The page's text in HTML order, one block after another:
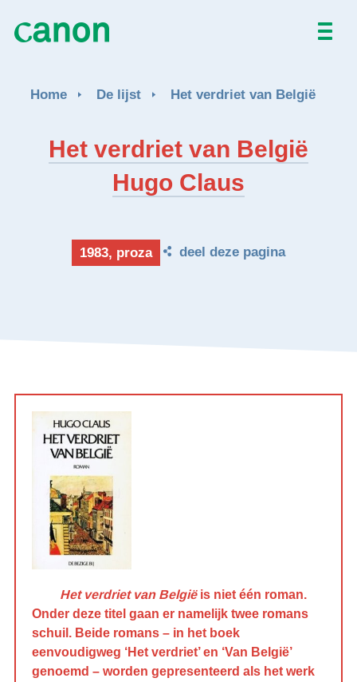
Home De lijst Het verdriet van België
Het verdriet van België
Hugo Claus
1983, proza deel deze pagina
Het verdriet van Belgiëis niet één roman.
Onder deze titel gaan er namelijk twee romans
schuil. Beide romans – in het boek
eenvoudigweg ‘Het verdriet’ en ‘Van België’
genoemd – worden gepresenteerd als het werk